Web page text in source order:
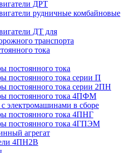
ДРТ
рудничные комбайновые
ДТ для
транспорта
тока
постоянного тока
постоянного тока серии П
постоянного тока серии 2ПН
постоянного тока 4ПФМ
электромашинами в сборе
постоянного тока 4ПНГ
постоянного тока 4ГПЭМ
агрегат
4ПН2В